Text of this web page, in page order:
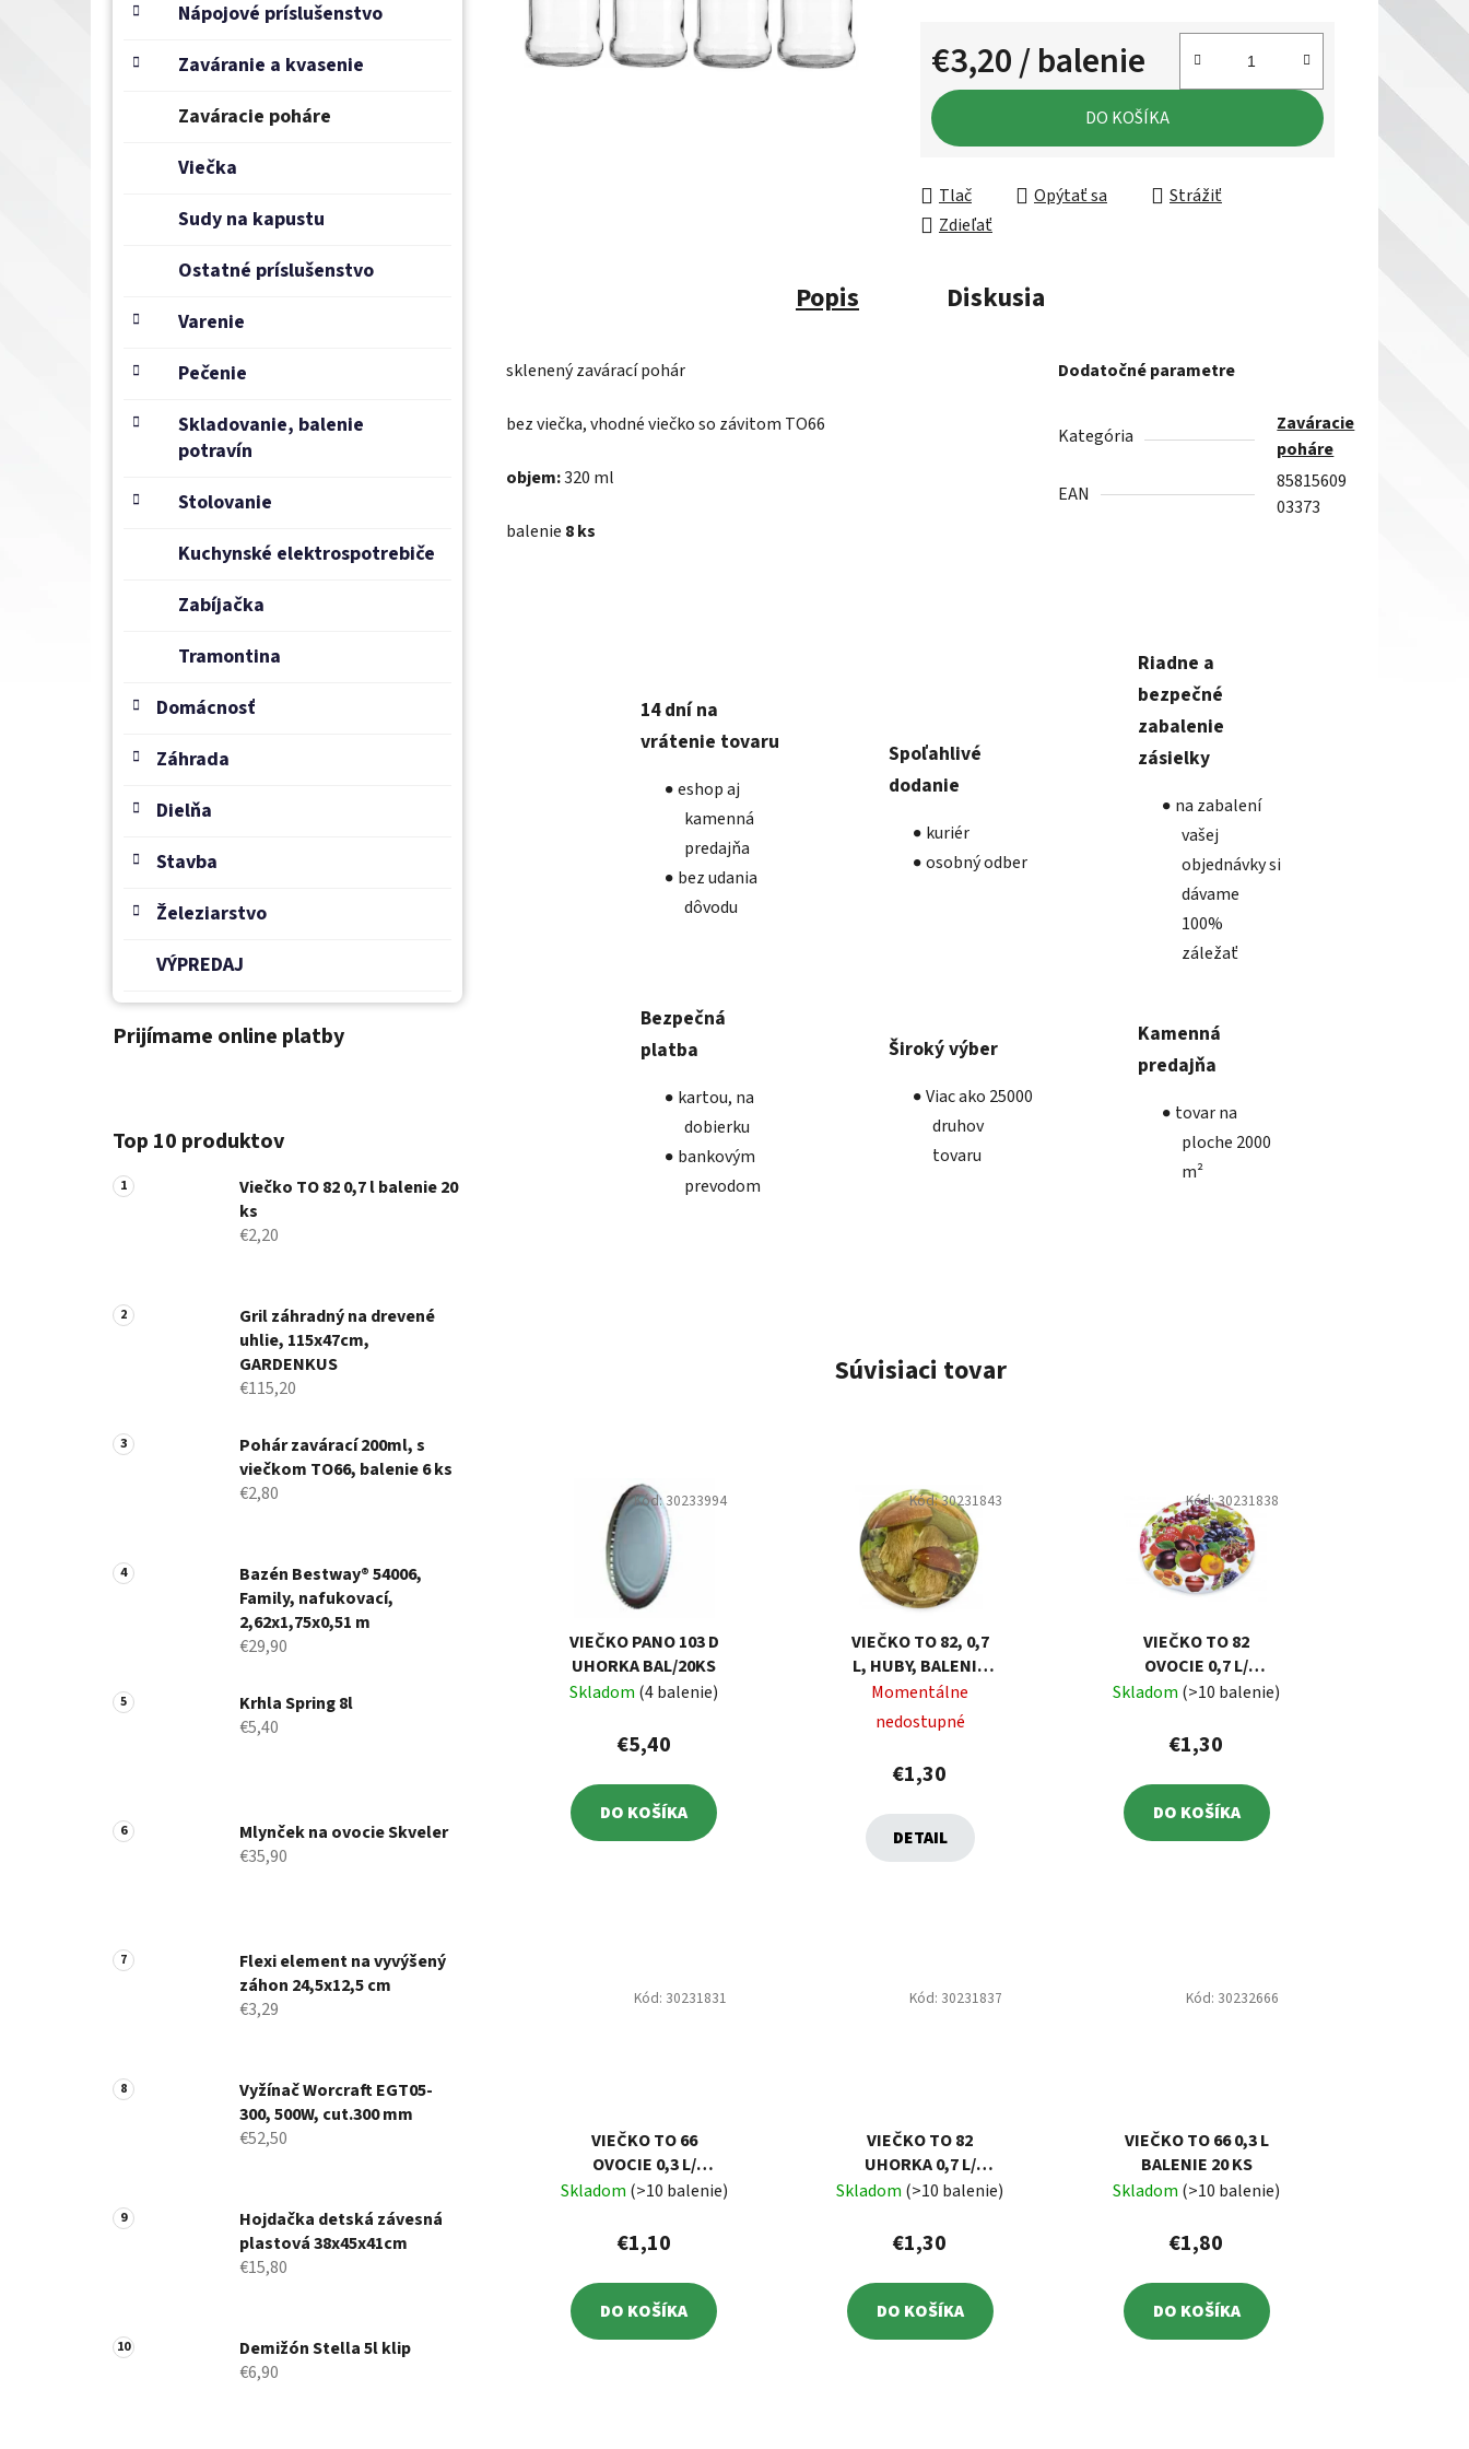
Nápojové príslušenstvo
Zaváranie a kvasenie
Zaváracie poháre
Viečka
Sudy na kapustu
Ostatné príslušenstvo
Varenie
Pečenie
Skladovanie, balenie
potravín
Stolovanie
Kuchynské elektrospotrebiče
Zabíjačka
Tramontina
Domácnosť
Záhrada
Dielňa
Stavba
Železiarstvo
VÝPREDAJ
Prijímame online platby
Top 10 produktov
Viečko TO 82 0,7 l balenie 20
ks
€2,20
Gril záhradný na drevené
uhlie, 115x47cm,
GARDENKUS
€115,20
Pohár zavárací 200ml, s
viečkom TO66, balenie 6 ks
€2,80
Bazén Bestway® 54006,
Family, nafukovací,
2,62x1,75x0,51 m
€29,90
Krhla Spring 8l
€5,40
Mlynček na ovocie Skveler
€35,90
Flexi element na vyvýšený
záhon 24,5x12,5 cm
€3,29
Vyžínač Worcraft EGT05-
300, 500W, cut.300 mm
€52,50
Hojdačka detská závesná
plastová 38x45x41cm
€15,80
Demižón Stella 5l klip
€6,90
€3,20/ balenie
Jednotková cena:
DO KOŠÍKA
Tlač Opýtať sa
Strážiť
Zdieľať
Popis Diskusia
sklenený zavárací pohár
bez viečka, vhodné viečko so závitom TO66
objem:320 ml
balenie 8 ks
Dodatočné parametre
Kategória
Zaváracie
poháre
EAN
85815609
03373
14 dní na
vrátenie tovaru
eshop aj
kamenná
predajňa
bez udania
dôvodu
Spoľahlivé
dodanie
kuriér
osobný odber
Riadne a
bezpečné
zabalenie
zásielky
na zabalení
vašej
objednávky si
dávame
100%
záležať
Bezpečná
platba
kartou, na
dobierku
bankovým
prevodom
Široký výber
Viac ako 25000
druhov
tovaru
Kamenná
predajňa
tovar na
ploche 2000
m²
Súvisiaci tovar
VIEČKO PANO 103 D
UHORKA BAL/20KS
Skladom (4 balenie)
€5,40
DO KOŠÍKA
Kód:30233994
VIEČKO TO 82, 0,7
L, HUBY, BALENIE
10 KS
Momentálne
nedostupné
€1,30
DETAIL
Kód:30231843
VIEČKO TO 82
OVOCIE 0,7 L/
BALENIE 10 KS
Skladom (>10 balenie)
€1,30
DO KOŠÍKA
Kód:30231838
VIEČKO TO 66
OVOCIE 0,3 L/
BAL.10 KS
Skladom (>10 balenie)
€1,10
DO KOŠÍKA
Kód: 30231831
VIEČKO TO 82
UHORKA 0,7 L/
BALENIE 10 KS
Skladom (>10 balenie)
€1,30
DO KOŠÍKA
Kód: 30231837
VIEČKO TO 66 0,3 L
BALENIE 20 KS
Skladom (>10 balenie)
€1,80
DO KOŠÍKA
Kód: 30232666